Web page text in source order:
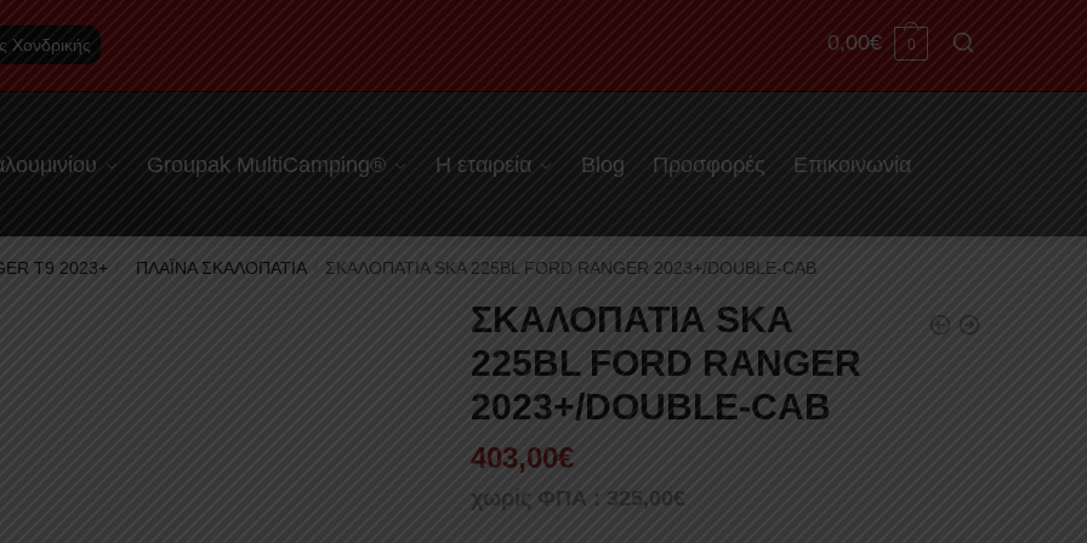
Χονδρικής 0,00€ 0
Groupak MultiCamping® Η εταιρεία Blog Προσφορές Επικοινωνία
T9 2023+ / ΠΛΑΪΝΑ ΣΚΑΛΟΠΑΤΙΑ / ΣΚΑΛΟΠΑΤΙΑ SKA 225BL FORD RANGER 2023+/DOUBLE-CAB
ΣΚΑΛΟΠΑΤΙΑ SKA
225BL FORD RANGER
2023+/DOUBLE-CAB
403,00€
χωρίς ΦΠΑ : 325,00€